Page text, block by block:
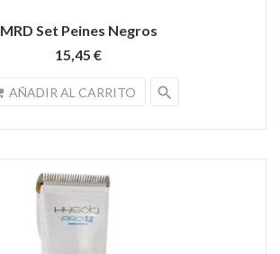
MRD Set Peines Negros
15,45 €
AÑADIR AL CARRITO search